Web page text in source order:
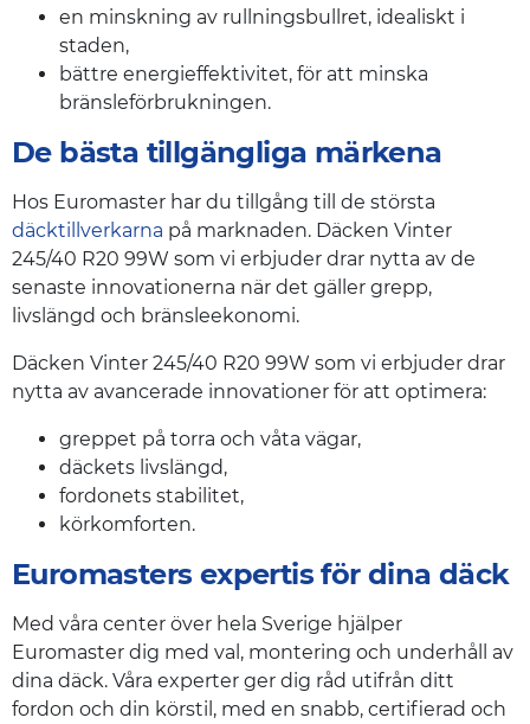
en minskning av rullningsbullret, idealiskt i
staden,
bättre energieffektivitet, för att minska
bränsleförbrukningen.
De bästa tillgängliga märkena
Hos Euromaster har du tillgång till de största
däcktillverkarna på marknaden. Däcken Vinter
245/40 R20 99W som vi erbjuder drar nytta av de
senaste innovationerna när det gäller grepp,
livslängd och bränsleekonomi.
Däcken Vinter 245/40 R20 99W som vi erbjuder drar
nytta av avancerade innovationer för att optimera:
greppet på torra och våta vägar,
däckets livslängd,
fordonets stabilitet,
körkomforten.
Euromasters expertis för dina däck
Med våra center över hela Sverige hjälper
Euromaster dig med val, montering och underhåll av
dina däck. Våra experter ger dig råd utifrån ditt
fordon och din körstil, med en snabb, certifierad och